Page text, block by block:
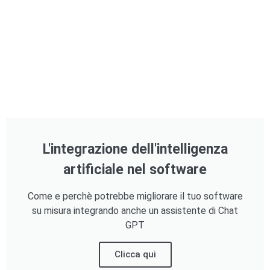
L'integrazione dell'intelligenza
artificiale nel software
Come e perchè potrebbe migliorare il tuo software
su misura integrando anche un assistente di Chat
GPT
Clicca qui